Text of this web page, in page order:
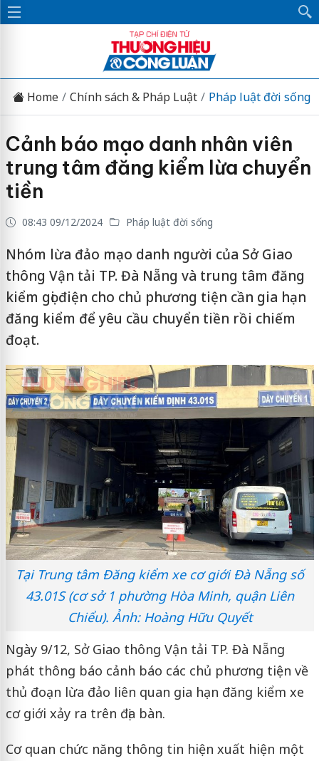
Home Chính sách & Pháp Luật Pháp luật đời sống
Cảnh báo mạo danh nhân viên
trung tâm đăng kiểm lừa chuyển
tiền
08:43 09/12/2024 Pháp luật đời sống
Nhóm lừa đảo mạo danh người của Sở Giao
thông Vận tải TP. Đà Nẵng và trung tâm đăng
kiểm gọi điện cho chủ phương tiện cần gia hạn
đăng kiểm để yêu cầu chuyển tiền rồi chiếm
đoạt.
Tại Trung tâm Đăng kiểm xe cơ giới Đà Nẵng số
43.01S (cơ sở 1 phường Hòa Minh, quận Liên
Chiểu). Ảnh: Hoàng Hữu Quyết
Ngày 9/12, Sở Giao thông Vận tải TP. Đà Nẵng
phát thông báo cảnh báo các chủ phương tiện về
thủ đoạn lừa đảo liên quan gia hạn đăng kiểm xe
cơ giới xảy ra trên địa bàn.
Cơ quan chức năng thông tin hiện xuất hiện một